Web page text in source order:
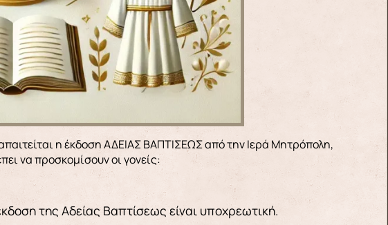
να προσκομίσουν οι γονείς:
της Αδείας Βαπτίσεως είναι υποχρεωτική.